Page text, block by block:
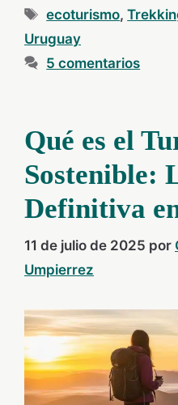
Etiquetas
ecoturismo,
Uruguay
5 comentarios
Qué es el
Sostenible:
Definitiva
11 de julio de 2025 por
Umpierrez